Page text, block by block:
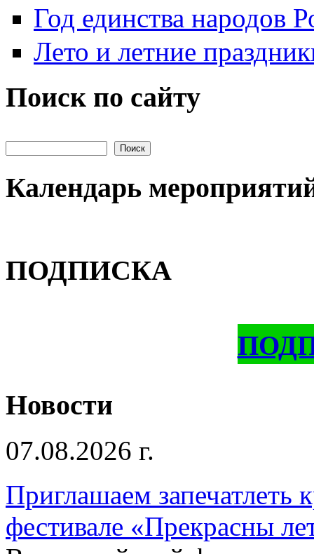
Год единства народов
Лето и летние
Поиск по сайту
Календарь
ПОДПИСКА
Новости
07.08.2026 г.
Приглашаем запечатлеть
фестивале «Прекрасны